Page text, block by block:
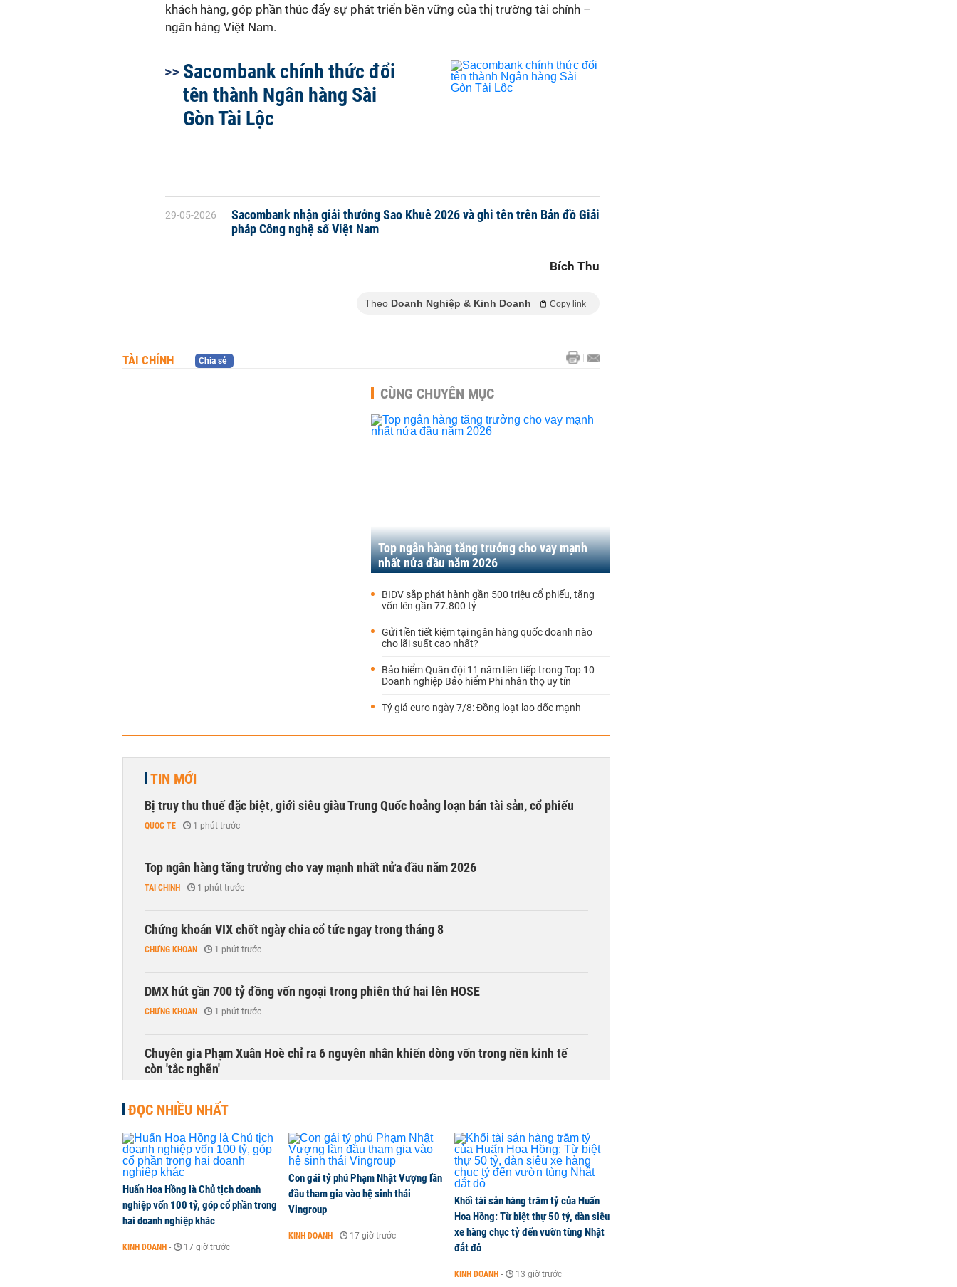
khách hàng, góp phần thúc đẩy sự phát triển bền vững của thị trường tài chính –
Sacombank chính thức đổi
tên thành Ngân hàng Sài
Gòn Tài Lộc
29-05-2026
Sacombank nhận giải thưởng Sao Khuê 2026 và ghi tên trên Bản đồ Giải
pháp Công nghệ số Việt Nam
Bích Thu
Theo Doanh Nghiệp & Kinh Doanh Copy link
TÀI CHÍNH Chia sẻ
CÙNG CHUYÊN MỤC
Top ngân hàng tăng trưởng cho vay mạnh
nhất nửa đầu năm 2026
BIDV sắp phát hành gần 500 triệu cổ phiếu, tăng
vốn lên gần 77.800 tỷ
Gửi tiền tiết kiệm tại ngân hàng quốc doanh nào
cho lãi suất cao nhất?
Bảo hiểm Quân đội 11 năm liên tiếp trong Top 10
Doanh nghiệp Bảo hiểm Phi nhân thọ uy tín
Tỷ giá euro ngày 7/8: Đồng loạt lao dốc mạnh
TIN MỚI
Bị truy thu thuế đặc biệt, giới siêu giàu Trung Quốc hoảng loạn bán tài sản, cổ phiếu
QUỐC TẾ - 1 phút trước
Top ngân hàng tăng trưởng cho vay mạnh nhất nửa đầu năm 2026
TÀI CHÍNH - 1 phút trước
Chứng khoán VIX chốt ngày chia cổ tức ngay trong tháng 8
CHỨNG KHOÁN - 1 phút trước
DMX hút gần 700 tỷ đồng vốn ngoại trong phiên thứ hai lên HOSE
CHỨNG KHOÁN - 1 phút trước
Chuyên gia Phạm Xuân Hoè chỉ ra 6 nguyên nhân khiến dòng vốn trong nền kinh tế
còn 'tắc nghẽn'
VNPT nắm giữ hơn 62.000 tỷ đồng tiền mặt, ngang ngửa MWG
DOANH NGHIỆP - 1 phút trước
NHNN cần tăng nắm giữ bao nhiêu cổ phiếu CTG để sở hữu tối thiểu 65% VietinBank?
CHỨNG KHOÁN 1 phút trước
Xuất khẩu linh kiện ô tô của Toyota Việt Nam vượt mốc 1 tỷ USD
ĐỌC NHIỀU NHẤT
Huấn Hoa Hồng là Chủ tịch doanh
nghiệp vốn 100 tỷ, góp cổ phần trong
hai doanh nghiệp khác
KINH DOANH - 17 giờ trước
Con gái tỷ phú Phạm Nhật Vượng lần
đầu tham gia vào hệ sinh thái
Vingroup
KINH DOANH - 17 giờ trước
Khối tài sản hàng trăm tỷ của Huấn
Hoa Hồng: Từ biệt thự 50 tỷ, dàn siêu
xe hàng chục tỷ đến vườn tùng Nhật
đắt đỏ
KINH DOANH - 13 giờ trước